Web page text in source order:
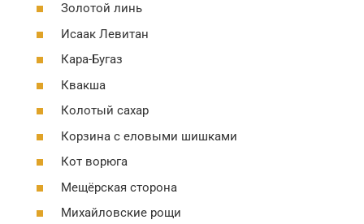
Золотой линь
Исаак Левитан
Кара-Бугаз
Квакша
Колотый сахар
Корзина с еловыми шишками
Кот ворюга
Мещёрская сторона
Михайловские рощи